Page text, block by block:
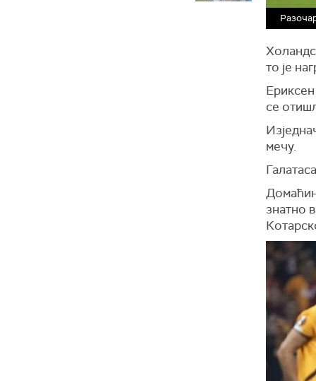
то је
се
мечу.
знатно